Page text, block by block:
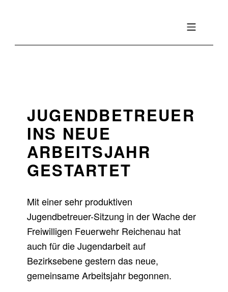
BFV INNSBRUCK-STADT
MOBILE MENU
JUGENDBETREUER
INS NEUE
ARBEITSJAHR
GESTARTET
Mit einer sehr produktiven
Jugendbetreuer-Sitzung in der Wache der
Freiwilligen Feuerwehr Reichenau hat
auch für die Jugendarbeit auf
Bezirksebene gestern das neue,
gemeinsame Arbeitsjahr begonnen.